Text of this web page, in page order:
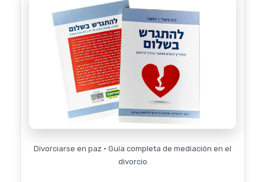
Divorciarse en paz · Guía completa de mediación en el
divorcio